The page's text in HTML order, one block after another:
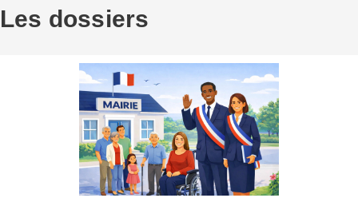
Les dossiers